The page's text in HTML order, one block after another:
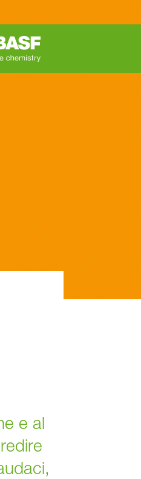
e al